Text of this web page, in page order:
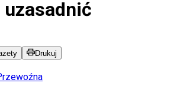
uzasadnić
Drukuj